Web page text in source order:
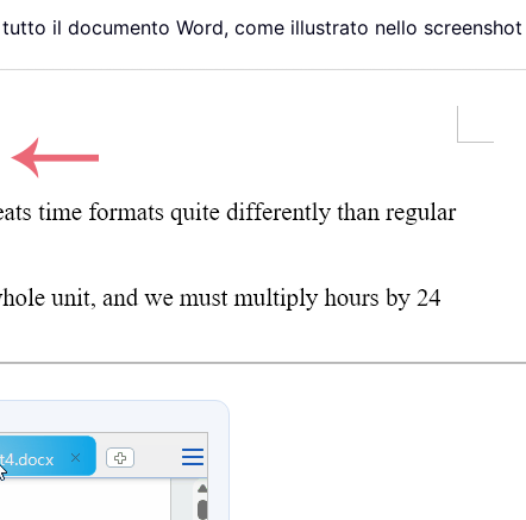
il documento Word, come illustrato nello screenshot